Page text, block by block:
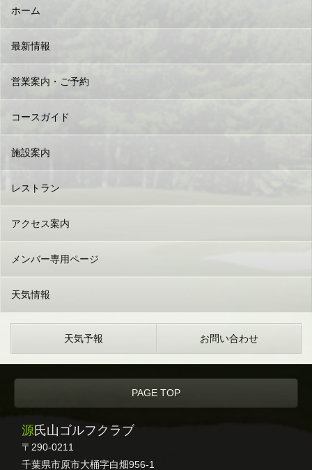
ホーム
最新情報
営業案内・ご予約
コースガイド
施設案内
レストラン
アクセス案内
メンバー専用ページ
天気情報
天気予報 お問い合わせ
PAGE TOP
源氏山ゴルフクラブ
〒290-0211
千葉県市原市大桶字白畑956-1